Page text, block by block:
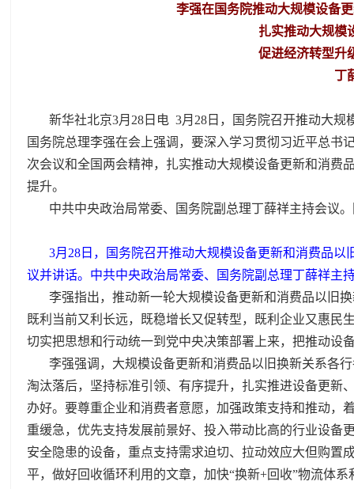
李强在国务院推动大规模设备
扎实推动大规模
促进经济转型升
丁
新华社北京3月28日电 3月28日，国务院召开推动大
国务院总理李强在会上强调，要深入学习贯彻习近平总
次会议和全国两会精神，扎实推动大规模设备更新和消费
提升。
中共中央政治局常委、国务院副总理丁薛祥主持会议
3月28日，国务院召开推动大规模设备更新和消费品
议并讲话。中共中央政治局常委、国务院副总理丁薛祥主
李强指出，推动新一轮大规模设备更新和消费品以旧
既利当前又利长远，既稳增长又促转型，既利企业又惠民
切实把思想和行动统一到党中央决策部署上来，把推动设
李强强调，大规模设备更新和消费品以旧换新关系各
淘汰落后，坚持标准引领、有序提升，扎实推进设备更新
办好。要尊重企业和消费者意愿，加强政策支持和推动，
重缓急，优先支持发展前景好、投入带动比高的行业设备
安全隐患的设备，重点支持需求迫切、拉动效应大但购置
平，做好回收循环利用的文章，加快“换新+回收”物流体